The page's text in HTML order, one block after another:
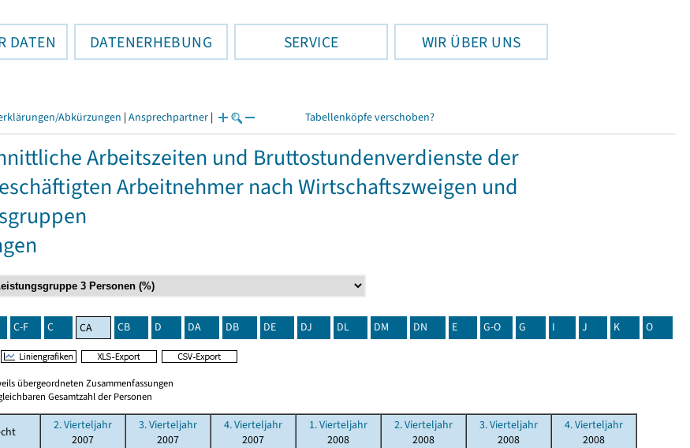
DATEN DATENERHEBUNG SERVICE WIR ÜBER UNS
Abkürzungen | Ansprechpartner | Tabellenköpfe verschoben?
Arbeitszeiten und Bruttostundenverdienste der
Arbeitnehmer nach Wirtschaftszweigen und
C-F C CA CB D DA DB DE DJ DL DM DN E G-O G I J K O
übergeordneten Zusammenfassungen
Gesamtzahl der Personen
2. Vierteljahr
2007
3. Vierteljahr
2007
4. Vierteljahr
2007
1. Vierteljahr
2008
2. Vierteljahr
2008
3. Vierteljahr
2008
4. Vierteljahr
2008